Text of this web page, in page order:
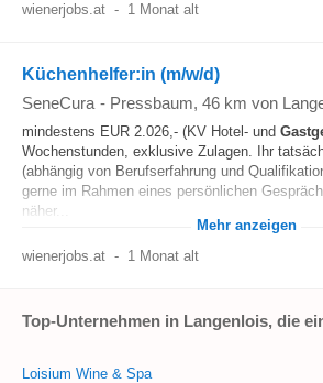
wienerjobs.at - 1 Monat alt
Küchenhelfer:in (m/w/d)
SeneCura - Pressbaum, 46 km von
mindestens EUR 2.026,- (KV Hotel- und
Wochenstunden, exklusive Zulagen. Ihr
(abhängig von Berufserfahrung und
gerne im Rahmen eines persönlichen
näher...
Mehr anzeigen
wienerjobs.at - 1 Monat alt
Top-Unternehmen in Langenlois, die
Loisium Wine & Spa